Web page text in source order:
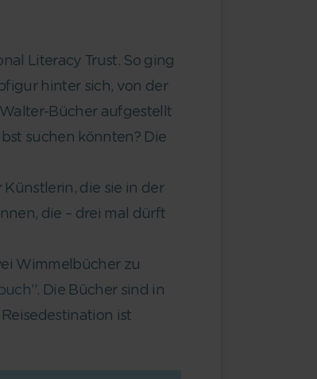
Literacy Trust. So ging
hinter sich, von der
Bücher aufgestellt
suchen könnten? Die
die sie in der
die – drei mal dürft
Wimmelbücher zu
”. Die Bücher sind in
ist